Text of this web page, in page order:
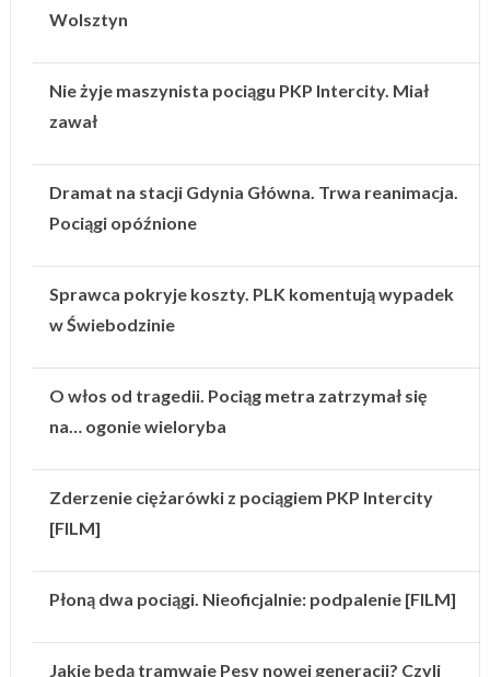
Wolsztyn
Nie żyje maszynista pociągu PKP Intercity. Miał
zawał
Dramat na stacji Gdynia Główna. Trwa reanimacja.
Pociągi opóźnione
Sprawca pokryje koszty. PLK komentują wypadek
w Świebodzinie
O włos od tragedii. Pociąg metra zatrzymał się
na… ogonie wieloryba
Zderzenie ciężarówki z pociągiem PKP Intercity
[FILM]
Płoną dwa pociągi. Nieoficjalnie: podpalenie [FILM]
Jakie będą tramwaje Pesy nowej generacji? Czyli